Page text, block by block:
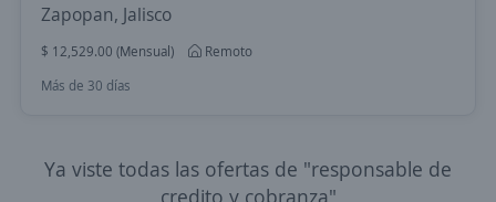
Zapopan, Jalisco
$ 12,529.00 (Mensual)
Remoto
Más de 30 días
Ya viste todas las ofertas de "responsable de
credito y cobranza"